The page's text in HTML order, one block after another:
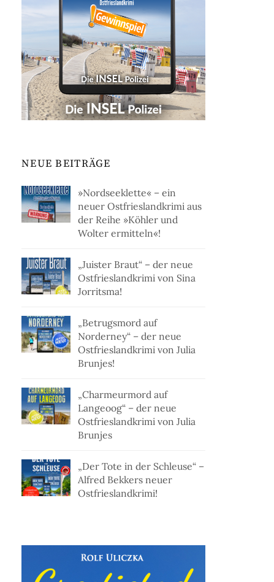
NEUE BEITRÄGE
»Nordseeklette« – ein
neuer Ostfrieslandkrimi aus
der Reihe »Köhler und
Wolter ermitteln«!
„Juister Braut“ – der neue
Ostfrieslandkrimi von Sina
Jorritsma!
„Betrugsmord auf
Norderney“ – der neue
Ostfrieslandkrimi von Julia
Brunjes!
„Charmeurmord auf
Langeoog“ – der neue
Ostfrieslandkrimi von Julia
Brunjes
„Der Tote in der Schleuse“ –
Alfred Bekkers neuer
Ostfrieslandkrimi!